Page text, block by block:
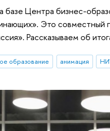
базе Центра бизнес-
Это
Рассказываем об
образование анимация